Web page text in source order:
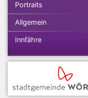
Portraits
Allgemein
Innfähre